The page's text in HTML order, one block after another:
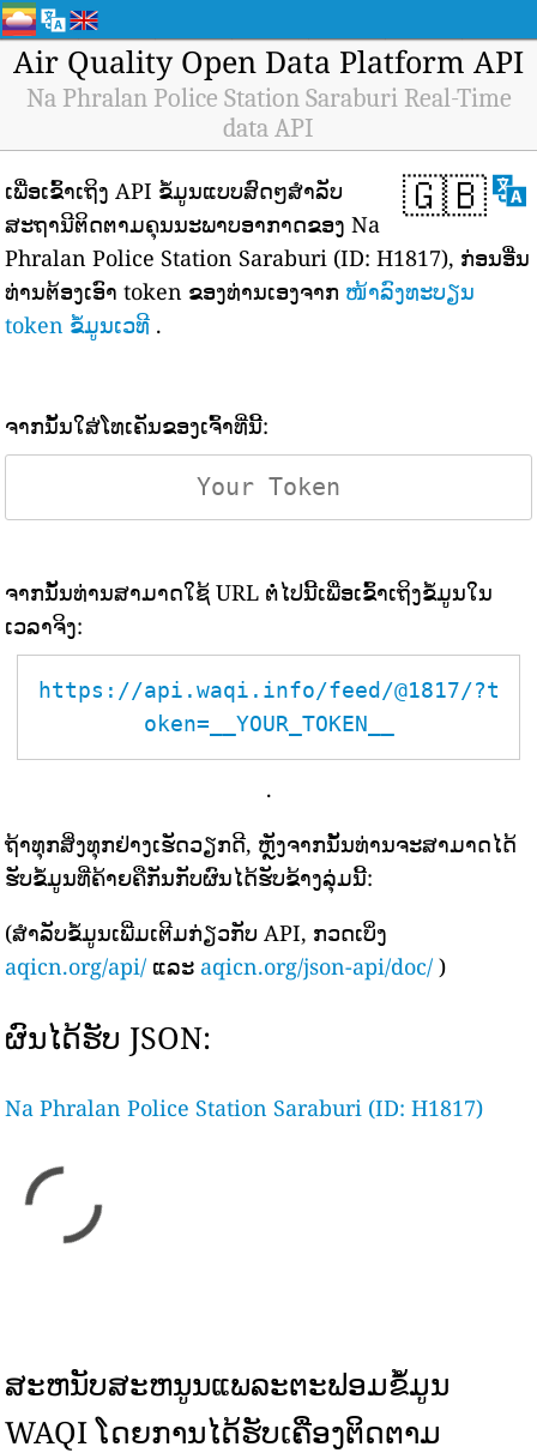
Air Quality Open Data Platform API
Na Phralan Police Station Saraburi Real-Time
data API
🇬🇧
ເພື່ອເຂົ້າເຖິງ API ຂໍ້ມູນແບບສົດໆສຳລັບ
ສະຖານີຕິດຕາມຄຸນນະພາບອາກາດຂອງ Na
Phralan Police Station Saraburi (ID: H1817), ກ່ອນອື່ນ
ທ່ານຕ້ອງເອົາ token ຂອງທ່ານເອງຈາກ ໜ້າລົງທະບຽນ
token ຂໍ້ມູນເວທີ .
ຈາກນັ້ນໃສ່ໂທເຄັນຂອງເຈົ້າທີ່ນີ້:
ຈາກນັ້ນທ່ານສາມາດໃຊ້ URL ຕໍ່ໄປນີ້ເພື່ອເຂົ້າເຖິງຂໍ້ມູນໃນ
ເວລາຈິງ:
https://api.waqi.info/feed/@1817/?t
oken=__YOUR_TOKEN__
.
ຖ້າທຸກສິ່ງທຸກຢ່າງເຮັດວຽກດີ, ຫຼັງຈາກນັ້ນທ່ານຈະສາມາດໄດ້
ຮັບຂໍ້ມູນທີ່ຄ້າຍຄືກັນກັບຜົນໄດ້ຮັບຂ້າງລຸ່ມນີ້:
(ສຳລັບຂໍ້ມູນເພີ່ມເຕີມກ່ຽວກັບ API, ກວດເບິ່ງ
aqicn.org/api/ ແລະ aqicn.org/json-api/doc/ )
ຜົນໄດ້ຮັບ JSON:
Na Phralan Police Station Saraburi (ID: H1817)
ສະຫນັບສະຫນູນແພລະຕະຟອມຂໍ້ມູນ
WAQI ໂດຍການໄດ້ຮັບເຄື່ອງຕິດຕາມ